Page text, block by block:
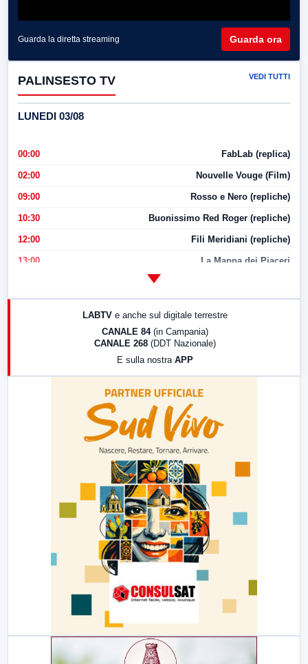
Guarda la diretta streaming Guarda ora
PALINSESTO TV VEDI TUTTI
LUNEDI 03/08
00:00 FabLab (replica)
02:00 Nouvelle Vouge (Film)
09:00 Rosso e Nero (repliche)
10:30 Buonissimo Red Roger (repliche)
12:00 Fili Meridiani (repliche)
13:00 La Mappa dei Piaceri
LABTV e anche sul digitale terrestre
CANALE 84 (in Campania)
CANALE 268 (DDT Nazionale)
E sulla nostra APP